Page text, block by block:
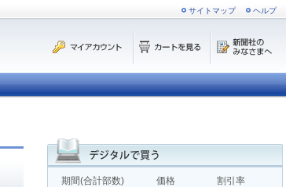
サイトマップ ヘルプ
期間(合計部数) 価格 割引率